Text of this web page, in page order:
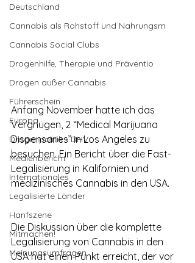
Deutschland
Cannabis als Rohstoff und Nahrungsm
Cannabis Social Clubs
Drogenhilfe, Therapie und Präventio
Drogen außer Cannabis
Führerschein
Europa
Drogenpolitik - DHV
Medienbericht
Internationales
Legalisierte Länder
Hanfszene
Mitmachen!
Meinungsumfragen
Anfang November hatte ich das
Vergnügen, 2 “Medical Marijuana
Dispensaries” in Los Angeles zu
besuchen. Ein Bericht über die Fast-
Legalisierung in Kalifornien und
medizinisches Cannabis in den USA.
Die Diskussion über die komplette
Legalisierung von Cannabis in den
USA hat einen Punkt erreicht, der vor